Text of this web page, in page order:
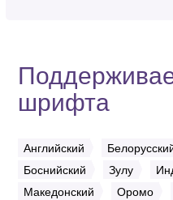
шрифта
Английский
Боснийский
Зулу
Македонский
Оромо